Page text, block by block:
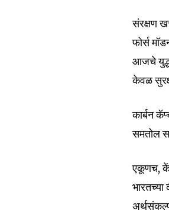
संरक्षण
फोर्स
आजचे
केवळ
कार्बन
समतोल
एकूणच,
भारतच्या